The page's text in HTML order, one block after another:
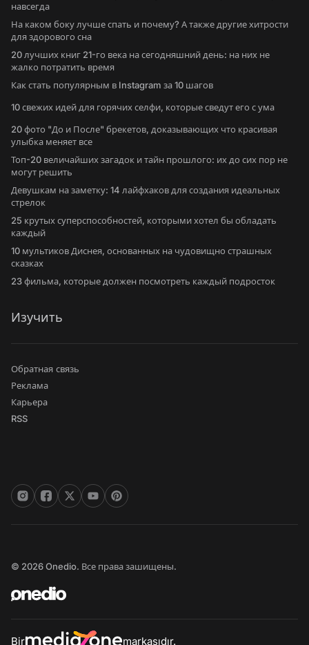
навсегда
На каком боку лучше спать и почему? А также другие хитрости
для здорового сна
20 лучших книг 21-го века на сегодняшний день: на них не
жалко потратить время
Как стать популярным в Instagram за 10 шагов
10 свежих идей для горячих селфи, которые сведут его с ума
20 фото "До и После" брекетов, доказывающих что красивая
улыбка меняет все
Топ-20 величайших загадок и тайн прошлого: их до сих пор не
могут решить
Девушкам на заметку: 14 лайфхаков для создания идеальных
стрелок
25 крутых суперспособностей, которыми хотел бы обладать
каждый
10 мультиков Диснея, основанных на чудовищно страшных
сказках
23 фильма, которые должен посмотреть каждый подросток
Изучить
Обратная связь
Реклама
Карьера
RSS
© 2026 Onedio. Все права зашищены.
Bir markasıdır.